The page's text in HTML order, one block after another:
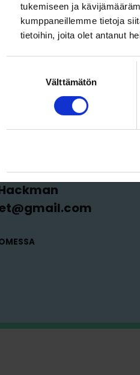
tukemiseen ja
kumppaneillemme tietoja
tietoihin, joita olet antanut
Välttämätön
kuuluu pääasiassa
yliopistossa
tai yliopistoon
Loimun